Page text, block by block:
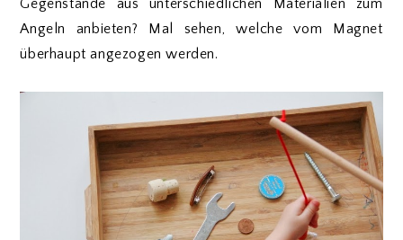
Gegenstände aus unterschiedlichen Materialien zum
Angeln anbieten? Mal sehen, welche vom Magnet
überhaupt angezogen werden.